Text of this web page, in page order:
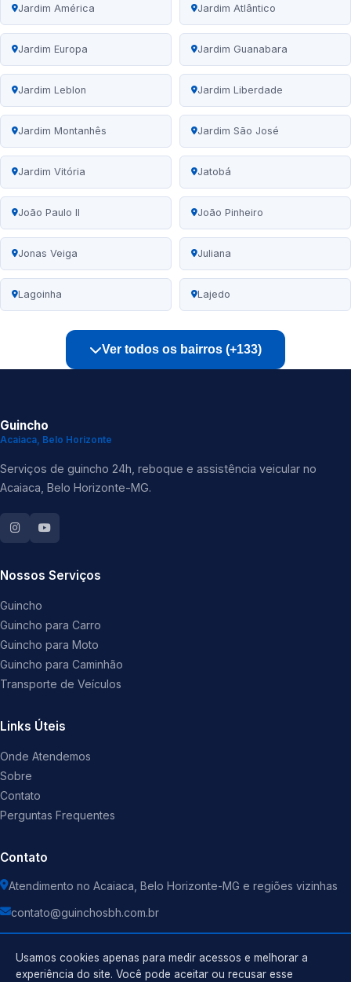
Jardim América Jardim Atlântico
Jardim Europa Jardim Guanabara
Jardim Leblon Jardim Liberdade
Jardim Montanhês Jardim São José
Jardim Vitória Jatobá
João Paulo II João Pinheiro
Jonas Veiga Juliana
Lagoinha Lajedo
Ver todos os bairros (+133)
Guincho
Acaiaca, Belo Horizonte
Serviços de guincho 24h, reboque e assistência veicular no
Acaiaca, Belo Horizonte-MG.
Nossos Serviços
Guincho
Guincho para Carro
Guincho para Moto
Guincho para Caminhão
Transporte de Veículos
Links Úteis
Onde Atendemos
Sobre
Contato
Perguntas Frequentes
Contato
Atendimento no Acaiaca, Belo Horizonte-MG e regiões vizinhas
contato@guinchosbh.com.br
Usamos cookies apenas para medir acessos e melhorar a
experiência do site. Você pode aceitar ou recusar esse